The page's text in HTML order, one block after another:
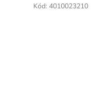
Kód: 4010023210